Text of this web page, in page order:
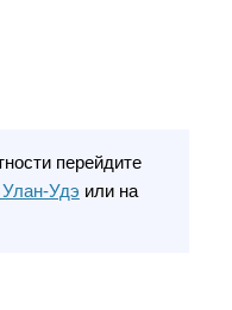
перейдите
Удэ или на